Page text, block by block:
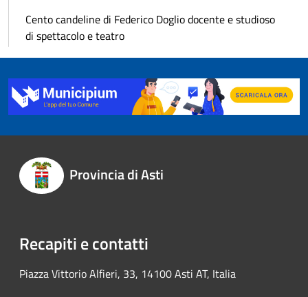
Cento candeline di Federico Doglio docente e studioso
di spettacolo e teatro
Provincia di Asti
Recapiti e contatti
Piazza Vittorio Alfieri, 33, 14100 Asti AT, Italia